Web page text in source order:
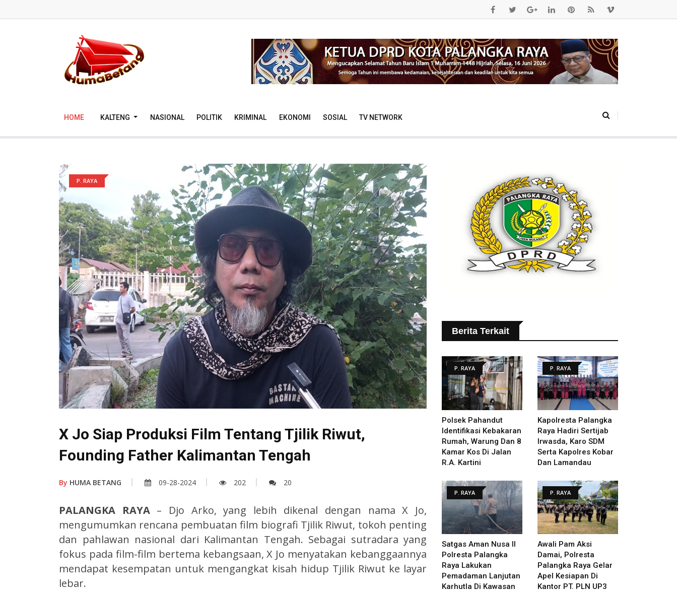
HOME KALTENG NASIONAL POLITIK KRIMINAL EKONOMI SOSIAL TV NETWORK
P. RAYA
X Jo Siap Produksi Film Tentang Tjilik Riwut,
Founding Father Kalimantan Tengah
By HUMA BETANG 09-28-2024 202 20
PALANGKA RAYA– Djo Arko, yang lebih dikenal dengan nama X Jo,
mengumumkan rencana pembuatan film biografi Tjilik Riwut, tokoh penting
dan pahlawan nasional dari Kalimantan Tengah. Sebagai sutradara yang
fokus pada film-film bertema kebangsaan, X Jo menyatakan kebanggaannya
mendapat kesempatan untuk mengangkat kisah hidup Tjilik Riwut ke layar
lebar.
Berita Terkait
P. RAYA
Polsek Pahandut
Identifikasi Kebakaran
Rumah, Warung Dan 8
Kamar Kos Di Jalan
R.A. Kartini
P. RAYA
Kapolresta Palangka
Raya Hadiri Sertijab
Irwasda, Karo SDM
Serta Kapolres Kobar
Dan Lamandau
P. RAYA
Satgas Aman Nusa II
Polresta Palangka
Raya Lakukan
Pemadaman Lanjutan
Karhutla Di Kawasan
P. RAYA
Awali Pam Aksi
Damai, Polresta
Palangka Raya Gelar
Apel Kesiapan Di
Kantor PT. PLN UP3